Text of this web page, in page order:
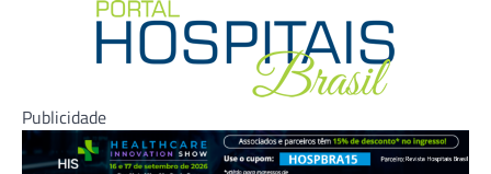
Publicidade